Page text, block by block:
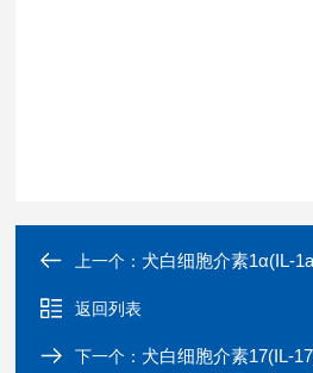
上一个： 犬白细胞介素1α(IL-
返回列表
下一个： 犬白细胞介素17(IL-